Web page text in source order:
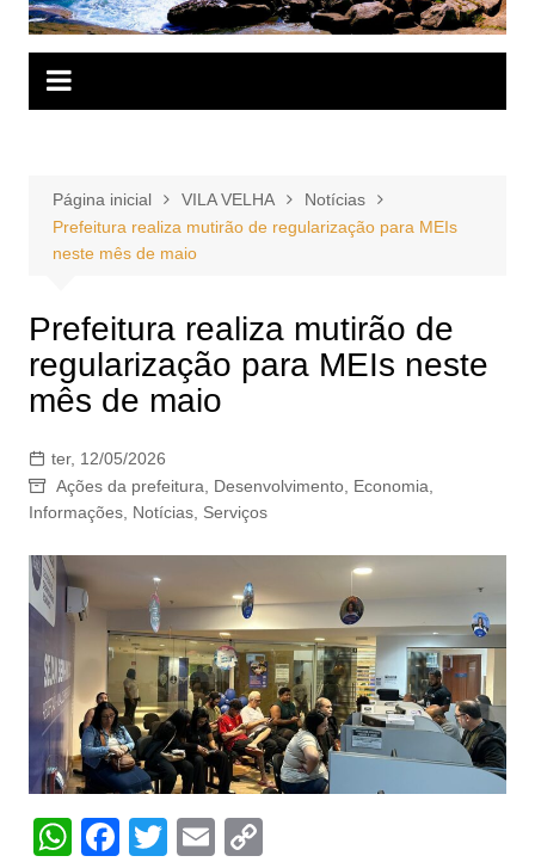
Página inicial VILA VELHA
Notícias
Prefeitura realiza mutirão de regularização para MEIs
neste mês de maio
Prefeitura realiza mutirão de
regularização para MEIs neste
mês de maio
ter, 12/05/2026
Ações da prefeitura, Desenvolvimento, Economia,
Informações, Notícias, Serviços
W F T E C